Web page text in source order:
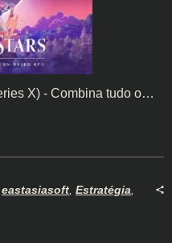
X) - Combina tudo o…
eastasiasoft, Estratégia,